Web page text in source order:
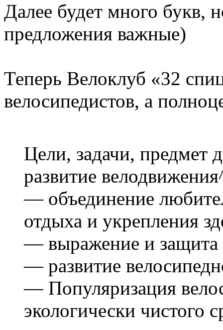
Далее будет много букв,
предложения важные)
Теперь Велоклуб «32
велосипедистов, а
Цели, задачи, предмет
развитие
— объединение
отдыха и укрепления
— выражение и защита
— развитие
— Популяризация
экологически чистого